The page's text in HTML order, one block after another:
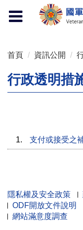
Toggle
navigation
首頁 資訊公開
行政透明措
1. 支付或接受之
隱私權及安全政策
ODF開放文件說明
網站滿意度調查